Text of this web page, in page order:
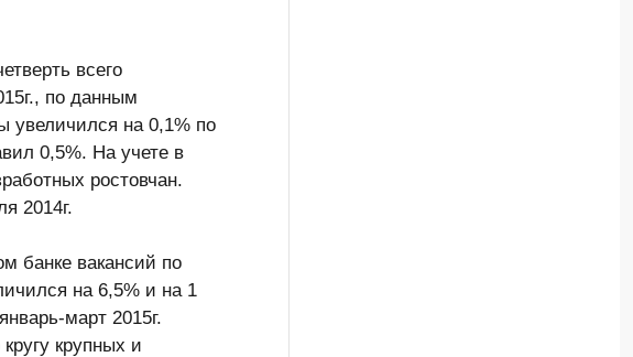
всего
по данным
увеличился на 0,1% по
0,5%. На учете в
ростовчан.
2014г.
банке вакансий по
на 6,5% и на 1
март 2015г.
крупных и